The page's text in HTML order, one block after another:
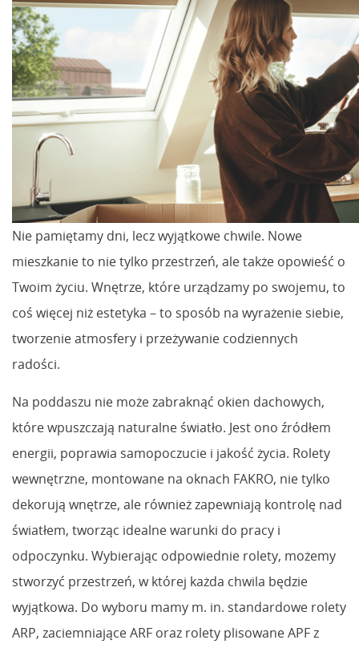
Nie pamiętamy dni, lecz wyjątkowe chwile. Nowe
mieszkanie to nie tylko przestrzeń, ale także opowieść o
Twoim życiu. Wnętrze, które urządzamy po swojemu, to
coś więcej niż estetyka – to sposób na wyrażenie siebie,
tworzenie atmosfery i przeżywanie codziennych
radości.
Na poddaszu nie może zabraknąć okien dachowych,
które wpuszczają naturalne światło. Jest ono źródłem
energii, poprawia samopoczucie i jakość życia. Rolety
wewnętrzne, montowane na oknach FAKRO, nie tylko
dekorują wnętrze, ale również zapewniają kontrolę nad
światłem, tworząc idealne warunki do pracy i
odpoczynku. Wybierając odpowiednie rolety, możemy
stworzyć przestrzeń, w której każda chwila będzie
wyjątkowa. Do wyboru mamy m. in. standardowe rolety
ARP, zaciemniające ARF oraz rolety plisowane APF z